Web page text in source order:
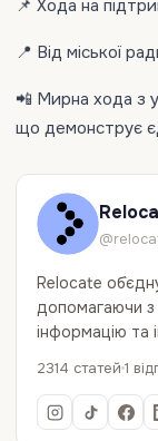
📌 Хода на
📍 Від міської
📲 Мирна хода з
що демонструє
Relocate
допомагаючи
інформацію та
2314 статей 1